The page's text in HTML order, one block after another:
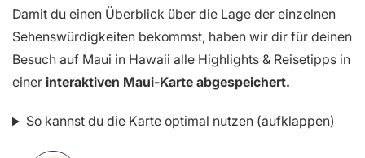
Damit du einen Überblick über die Lage der einzelnen
Sehenswürdigkeiten bekommst, haben wir dir für deinen
Besuch auf Maui in Hawaii alle Highlights & Reisetipps in
einer interaktiven Maui-Karte abgespeichert.
So kannst du die Karte optimal nutzen (aufklappen)